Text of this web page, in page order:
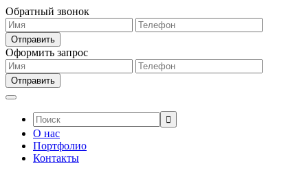
Обратный звонок
Оформить запрос
Поиск:
О нас
Портфолио
Контакты